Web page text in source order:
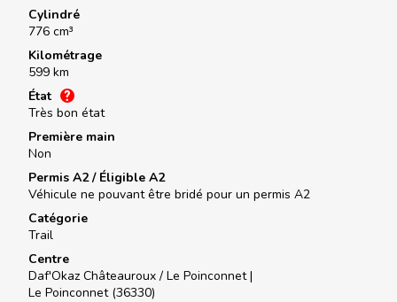
Cylindré
776 cm³
Kilométrage
599 km
État
Très bon état
Première main
Non
Permis A2 / Éligible A2
Véhicule ne pouvant être bridé pour un permis A2
Catégorie
Trail
Centre
Daf'Okaz Châteauroux / Le Poinconnet |
Le Poinconnet (36330)